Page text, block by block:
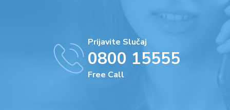
Prijavite Slučaj
0800 15555
Free Call